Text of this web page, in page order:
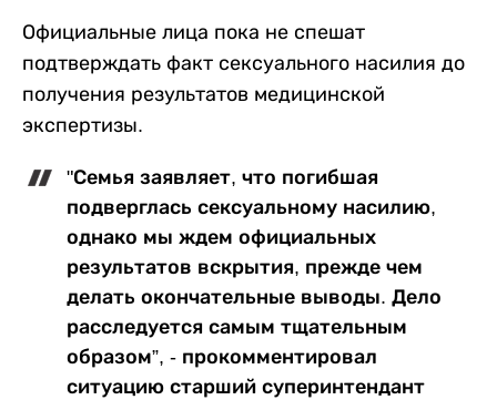
Официальные лица пока не спешат
подтверждать факт сексуального насилия до
получения результатов медицинской
экспертизы.
"Семья заявляет, что погибшая
подверглась сексуальному насилию,
однако мы ждем официальных
результатов вскрытия, прежде чем
делать окончательные выводы. Дело
расследуется самым тщательным
образом”, - прокомментировал
ситуацию старший суперинтендант